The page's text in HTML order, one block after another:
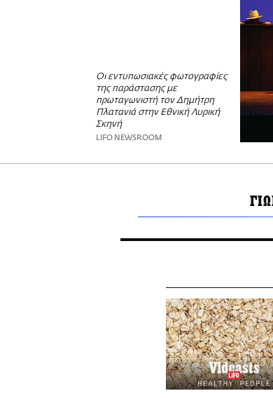
Οι εντυπωσιακές φωτογραφίες
της παράστασης με
πρωταγωνιστή τον Δημήτρη
Πλατανιά στην Εθνική Λυρική
Σκηνή
LIFO NEWSROOM